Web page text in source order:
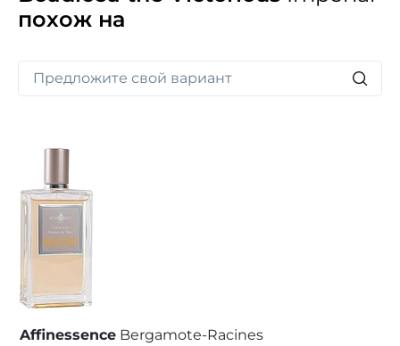
похож на
Affinessence Bergamote-Racines